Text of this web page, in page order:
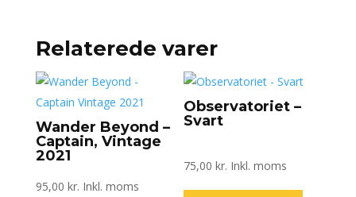
Freshly
Squeezed
x
Hydra
Part
II
(collab
Mortalis)
Relaterede varer
Wander Beyond –
Captain, Vintage
2021
95,00 kr. Inkl. moms
Observatoriet –
Svart
75,00kr. Inkl. moms